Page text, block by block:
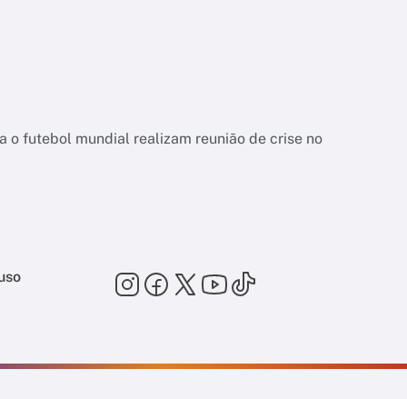
o futebol mundial realizam reunião de crise no